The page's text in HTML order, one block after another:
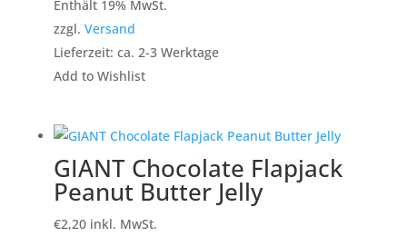
Enthält 19% MwSt.
zzgl. Versand
Lieferzeit: ca. 2-3 Werktage
Add to Wishlist
GIANT Chocolate Flapjack
Peanut Butter Jelly
€2,20 inkl. MwSt.